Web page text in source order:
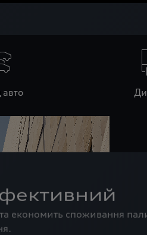
авто
економить споживання